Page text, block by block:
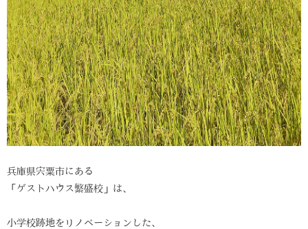
兵庫県宍粟市にある
「ゲストハウス繁盛校」は、
小学校跡地をリノベーションした、